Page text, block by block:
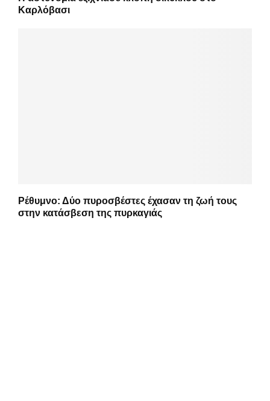
Καρλόβασι
Ρέθυμνο: Δύο πυροσβέστες έχασαν τη ζωή τους
στην κατάσβεση της πυρκαγιάς